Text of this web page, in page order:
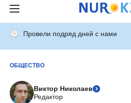
Провели подряд дней с нами
ОБЩЕСТВО
Виктор Николаев
Редактор